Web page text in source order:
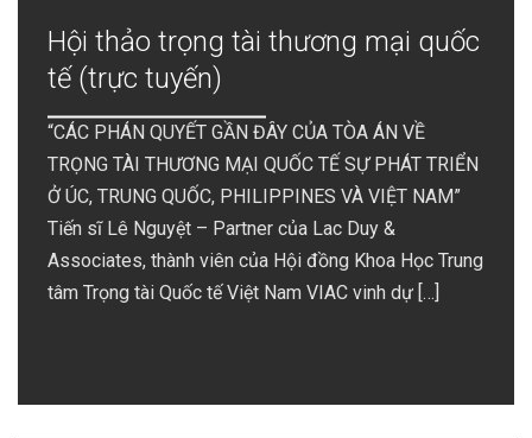
Hội thảo trọng tài thương mại quốc
tế (trực tuyến)
“CÁC PHÁN QUYẾT GẦN ĐÂY CỦA TÒA ÁN VỀ
TRỌNG TÀI THƯƠNG MẠI QUỐC TẾ SỰ PHÁT TRIỂN
Ở ÚC, TRUNG QUỐC, PHILIPPINES VÀ VIỆT NAM”
Tiến sĩ Lê Nguyệt – Partner của Lac Duy &
Associates, thành viên của Hội đồng Khoa Học Trung
tâm Trọng tài Quốc tế Việt Nam VIAC vinh dự […]